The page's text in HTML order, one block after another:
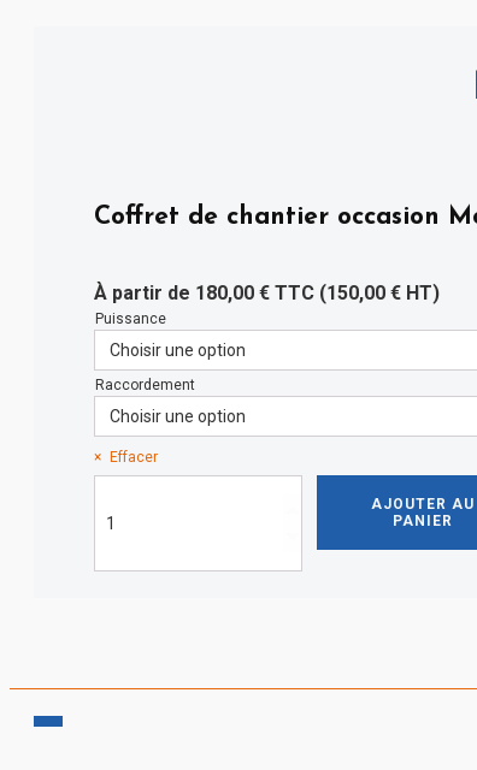
Coffret de chantier occasion
À partir de 180,00 € TTC (150,00 € HT)
Puissance
Raccordement
Effacer
Coffret
occasion
AJOUTER AU
PANIER